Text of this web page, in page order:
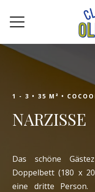
1 - 3 • 35 M² •
NARZISSE
Das schöne
Doppelbett (180 x
eine dritte Person.